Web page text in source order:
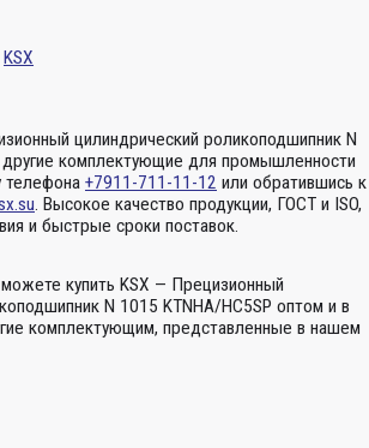
KSX
цилиндрический роликоподшипник N
другие комплектующие для промышленности
+7911-711-11-12 или обратившись к
. Высокое качество продукции, ГОСТ и ISO,
и быстрые сроки поставок.
купить KSX — Прецизионный
N 1015 KTNHA/HC5SP оптом и в
комплектующим, представленные в нашем